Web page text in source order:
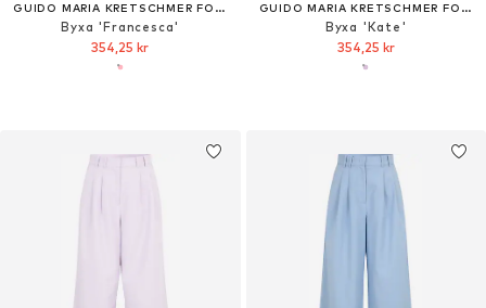
GUIDO MARIA KRETSCHMER FOR BRIDGERTON
Byxa 'Francesca'
354,25 kr
GUIDO MARIA KRETSCHMER FOR BRIDGERTON
Byxa 'Kate'
354,25 kr